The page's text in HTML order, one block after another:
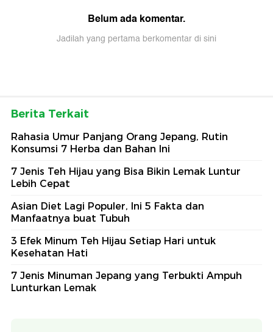
Belum ada komentar.
Jadilah yang pertama berkomentar di sini
Berita Terkait
Rahasia Umur Panjang Orang Jepang, Rutin
Konsumsi 7 Herba dan Bahan Ini
7 Jenis Teh Hijau yang Bisa Bikin Lemak Luntur
Lebih Cepat
Asian Diet Lagi Populer, Ini 5 Fakta dan
Manfaatnya buat Tubuh
3 Efek Minum Teh Hijau Setiap Hari untuk
Kesehatan Hati
7 Jenis Minuman Jepang yang Terbukti Ampuh
Lunturkan Lemak